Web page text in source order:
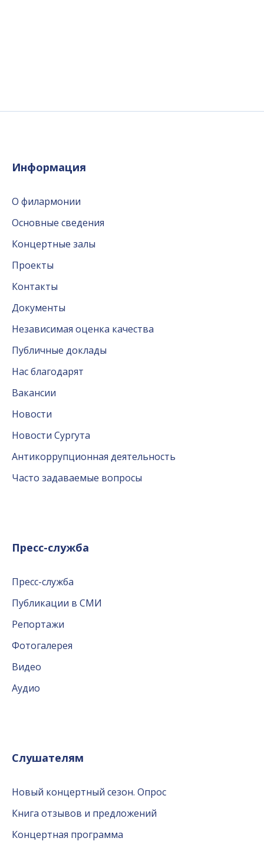
Информация
О филармонии
Основные сведения
Концертные залы
Проекты
Контакты
Документы
Независимая оценка качества
Публичные доклады
Нас благодарят
Вакансии
Новости
Новости Сургута
Антикоррупционная деятельность
Часто задаваемые вопросы
Пресс-служба
Пресс-служба
Публикации в СМИ
Репортажи
Фотогалерея
Видео
Аудио
Слушателям
Новый концертный сезон. Опрос
Книга отзывов и предложений
Концертная программа